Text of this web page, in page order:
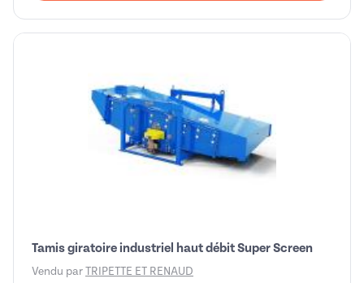
Tamis giratoire industriel haut débit Super Screen
Vendu par TRIPETTE ET RENAUD